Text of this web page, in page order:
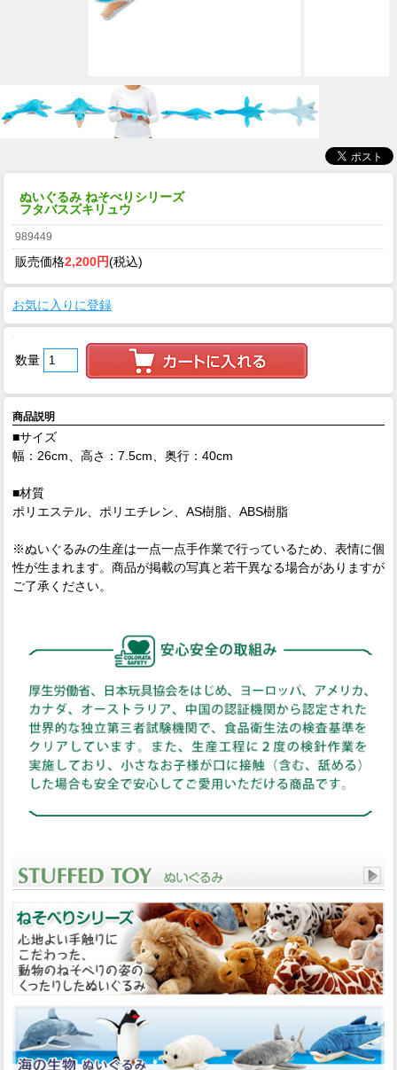
ぬいぐるみ ねそべりシリーズ
フタバスズキリュウ
989449
販売価格2,200円(税込)
お気に入りに登録
数量
商品説明
■サイズ
幅：26cm、高さ：7.5cm、奥行：40cm
■材質
ポリエステル、ポリエチレン、AS樹脂、ABS樹脂
※ぬいぐるみの生産は一点一点手作業で行っているため、表情に個
性が生まれます。商品が掲載の写真と若干異なる場合がありますが
ご了承ください。